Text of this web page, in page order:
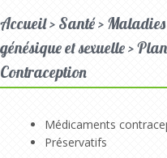
Accueil > Santé >
génésique et sexuelle >
Contraception
Médicaments
Préservatifs